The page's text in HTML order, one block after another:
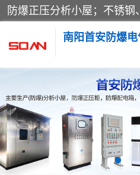
南阳首安防爆电
防爆小屋
防爆空调
防爆控制箱